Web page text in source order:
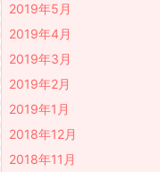
2019年5月
2019年4月
2019年3月
2019年2月
2019年1月
2018年12月
2018年11月